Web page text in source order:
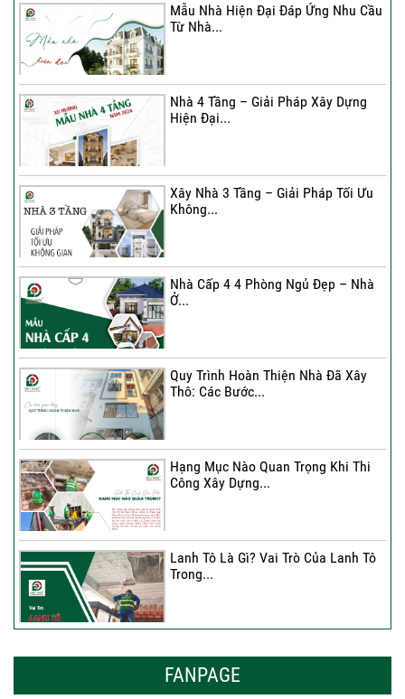
Mẫu Nhà Hiện Đại Đáp Ứng Nhu Cầu
Từ Nhà...
Nhà 4 Tầng – Giải Pháp Xây Dựng
Hiện Đại...
Xây Nhà 3 Tầng – Giải Pháp Tối Ưu
Không...
Nhà Cấp 4 4 Phòng Ngủ Đẹp – Nhà
Ở...
Quy Trình Hoàn Thiện Nhà Đã Xây
Thô: Các Bước...
Hạng Mục Nào Quan Trọng Khi Thi
Công Xây Dựng...
Lanh Tô Là Gì? Vai Trò Của Lanh Tô
Trong...
Thiết Kế Hòa...
FANPAGE